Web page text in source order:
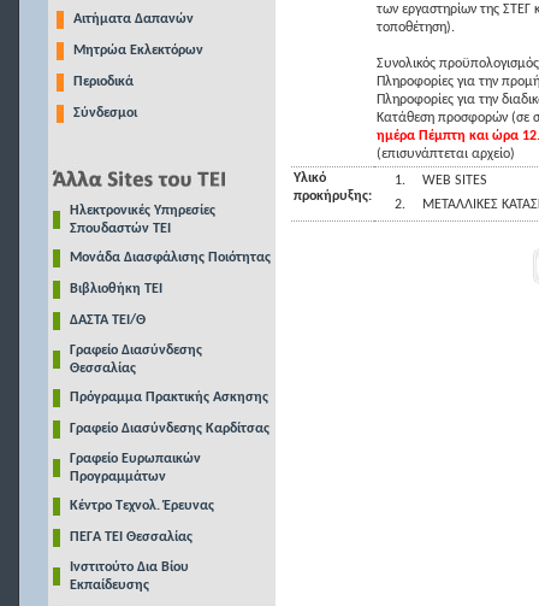
Αιτήματα Δαπανών
Μητρώα Εκλεκτόρων
Περιοδικά
Σύνδεσμοι
Ηλεκτρονικές Υπηρεσίες
Σπουδαστών ΤΕΙ
Μονάδα Διασφάλισης Ποιότητας
Βιβλιοθήκη ΤΕΙ
ΔΑΣΤΑ ΤΕΙ/Θ
Γραφείο Διασύνδεσης
Θεσσαλίας
Πρόγραμμα Πρακτικής Ασκησης
Γραφείο Διασύνδεσης Καρδίτσας
Γραφείο Ευρωπαικών
Προγραμμάτων
Κέντρο Τεχνολ. Έρευνας
ΠΕΓΑ ΤΕΙ Θεσσαλίας
Ινστιτούτο Δια Βίου
Εκπαίδευσης
των εργαστηρίων της ΣΤΕΓ
τοποθέτηση).
Συνολικός
Πληροφορίες για την
Πληροφορίες για την
Κατάθεση προσφορών (σε
ημέρα Πέμπτη και ώρα
(επισυνάπτεται αρχείο)
Υλικό
προκήρυξης:
1.
WEB SITES
2.
ΜΕΤΑΛΛΙΚΕΣ